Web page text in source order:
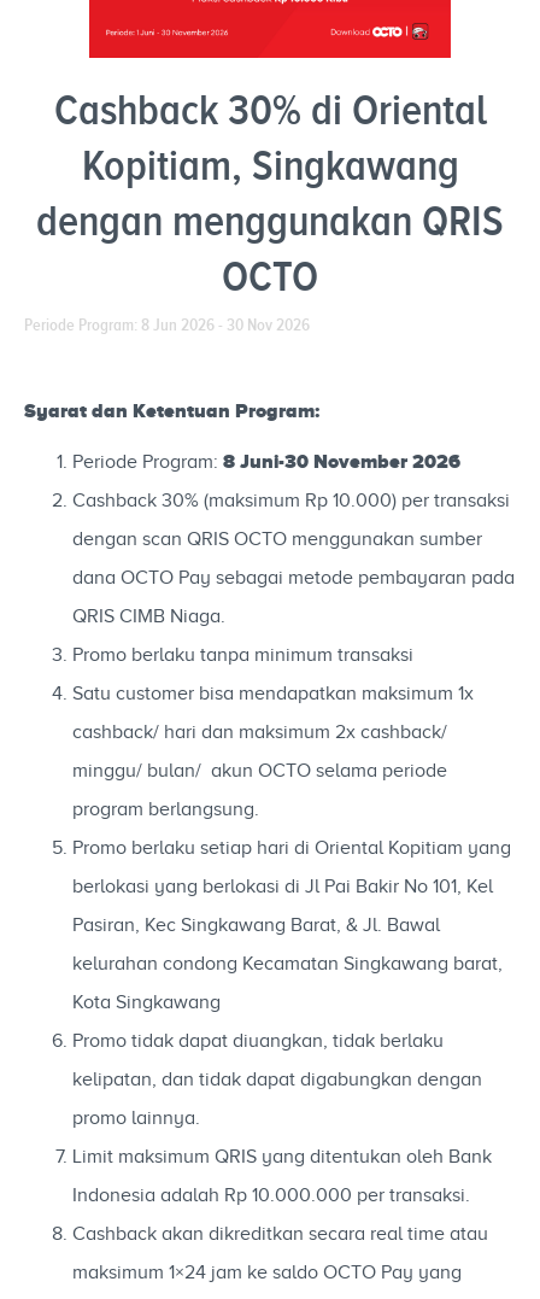
Cashback 30% di Oriental
Kopitiam, Singkawang
dengan menggunakan QRIS
OCTO
Periode Program: 8 Jun 2026 - 30 Nov 2026
Syarat dan Ketentuan Program:
Periode Program: 8 Juni-30 November 2026
Cashback 30% (maksimum Rp 10.000) per transaksi
dengan scan QRIS OCTO menggunakan sumber
dana OCTO Pay sebagai metode pembayaran pada
QRIS CIMB Niaga.
Promo berlaku tanpa minimum transaksi
Satu customer bisa mendapatkan maksimum 1x
cashback/ hari dan maksimum 2x cashback/
minggu/ bulan/ akun OCTO selama periode
program berlangsung.
Promo berlaku setiap hari di Oriental Kopitiam yang
berlokasi yang berlokasi di Jl Pai Bakir No 101, Kel
Pasiran, Kec Singkawang Barat, & Jl. Bawal
kelurahan condong Kecamatan Singkawang barat,
Kota Singkawang
Promo tidak dapat diuangkan, tidak berlaku
kelipatan, dan tidak dapat digabungkan dengan
promo lainnya.
Limit maksimum QRIS yang ditentukan oleh Bank
Indonesia adalah Rp 10.000.000 per transaksi.
Cashback akan dikreditkan secara real time atau
maksimum 1×24 jam ke saldo OCTO Pay yang